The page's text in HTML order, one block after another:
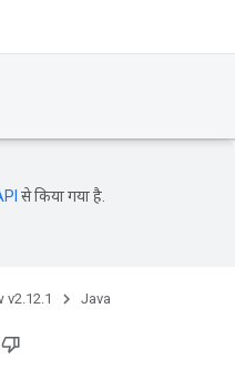
से किया गया है.
v2.12.1 Java